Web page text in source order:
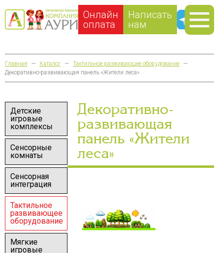
Онлайн
оплата
Написать
нам
Главная — Каталог — Тактильное развивающее оборудование —
Декоративно-развивающая панель «Жители леса»
Детские
игровые
комплексы
Сенсорные
комнаты
Сенсорная
интеграция
Тактильное
развивающее
оборудование
Мягкие
игровые
Декоративно-
развивающая
панель «Жители
леса»